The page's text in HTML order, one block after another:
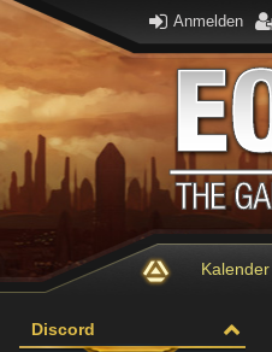
Anmelden
Kalender
Discord